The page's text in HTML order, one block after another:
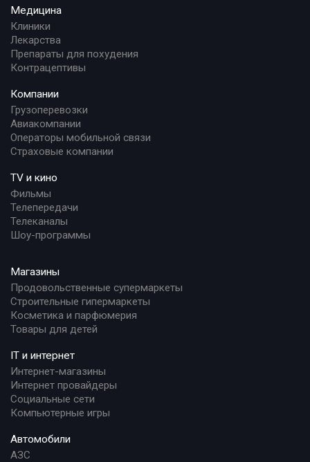
Медицина
Клиники
Лекарства
Препараты для похудения
Контрацептивы
Компании
Грузоперевозки
Авиакомпании
Операторы мобильной связи
Страховые компании
TV и кино
Фильмы
Телепередачи
Телеканалы
Шоу-программы
Магазины
Продовольственные супермаркеты
Строительные гипермаркеты
Косметика и парфюмерия
Товары для детей
IT и интернет
Интернет-магазины
Интернет провайдеры
Социальные сети
Компьютерные игры
Автомобили
АЗС